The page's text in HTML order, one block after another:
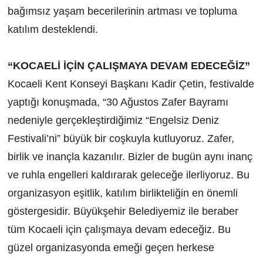
bağımsız yaşam becerilerinin artması ve topluma
katılım desteklendi.
“KOCAELİ İÇİN ÇALIŞMAYA DEVAM EDECEĞİZ”
Kocaeli Kent Konseyi Başkanı Kadir Çetin, festivalde
yaptığı konuşmada, “30 Ağustos Zafer Bayramı
nedeniyle gerçekleştirdiğimiz “Engelsiz Deniz
Festivali’ni” büyük bir coşkuyla kutluyoruz. Zafer,
birlik ve inançla kazanılır. Bizler de bugün aynı inanç
ve ruhla engelleri kaldırarak geleceğe ilerliyoruz. Bu
organizasyon eşitlik, katılım birlikteliğin en önemli
göstergesidir. Büyükşehir Belediyemiz ile beraber
tüm Kocaeli için çalışmaya devam edeceğiz. Bu
güzel organizasyonda emeği geçen herkese